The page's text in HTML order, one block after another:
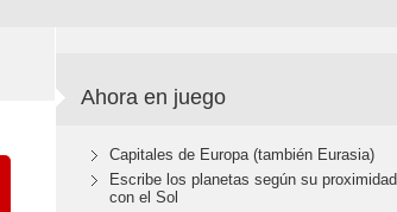
Ahora en juego
Capitales de Europa (también Eurasia)
Escribe los planetas según su proximidad
con el Sol